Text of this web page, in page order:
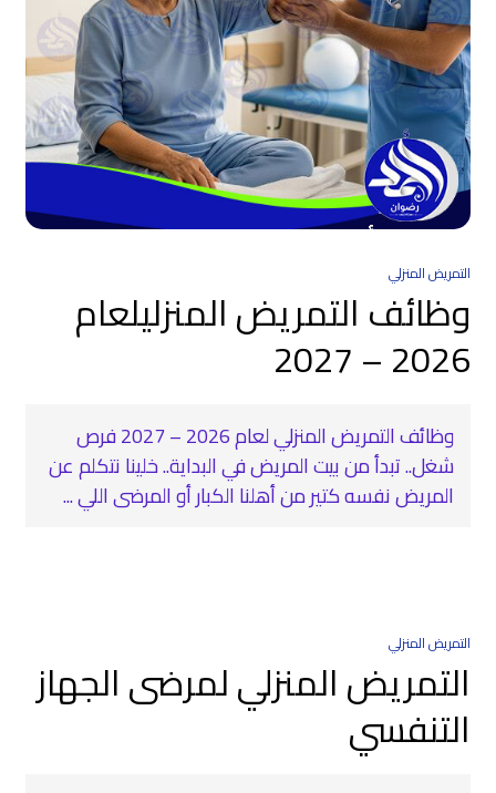
التمريض المنزلي
وظائف التمريض المنزليلعام
2026 – 2027
وظائف التمريض المنزلي لعام 2026 – 2027 فرص
شغل.. تبدأ من بيت المريض في البداية.. خلينا نتكلم عن
المريض نفسه كتير من أهلنا الكبار أو المرضى اللي ...
التمريض المنزلي
التمريض المنزلي لمرضى الجهاز
التنفسي